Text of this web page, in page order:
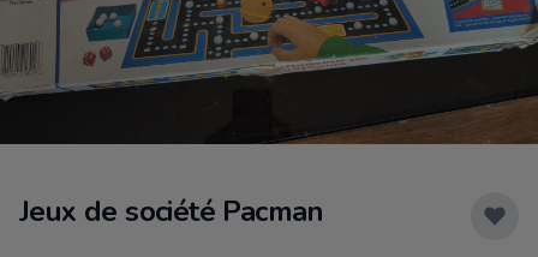
Jeux de société Pacman